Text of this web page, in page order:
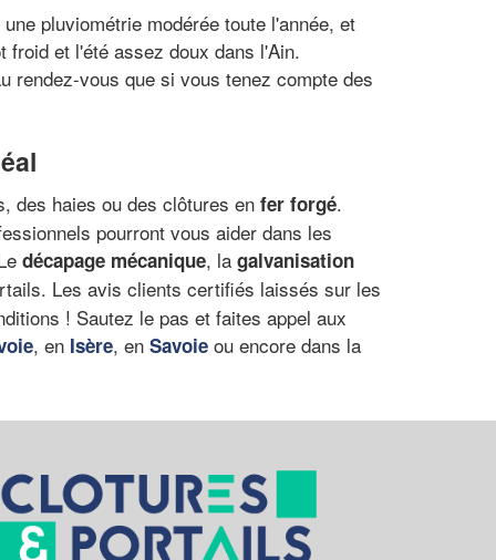
pluviométrie modérée toute l'année, et
et l'été assez doux dans l'Ain.
rendez-vous que si vous tenez compte des
des haies ou des clôtures en fer forgé.
pourront vous aider dans les
décapage mécanique, la galvanisation
Les avis clients certifiés laissés sur les
! Sautez le pas et faites appel aux
, en Isère, en Savoie ou encore dans la